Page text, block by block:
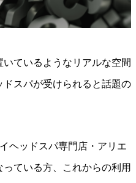
ているようなリアルな空間
スパが受けられると話題の
ヘッドスパ専門店・アリエ
ている方、これからの利用